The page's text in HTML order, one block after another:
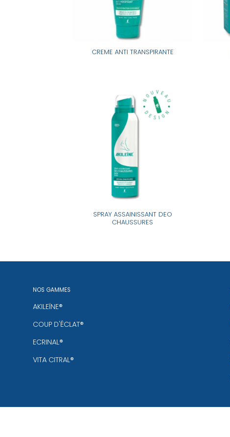
CREME ANTI TRANSPIRANTE
SPRAY ASSAINISSANT DEO
CHAUSSURES
NOS GAMMES
AKILEÏNE®
COUP D'ÉCLAT®
ECRINAL®
VITA CITRAL®